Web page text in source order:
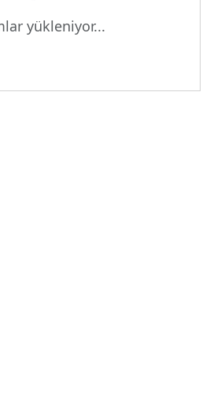
yükleniyor...